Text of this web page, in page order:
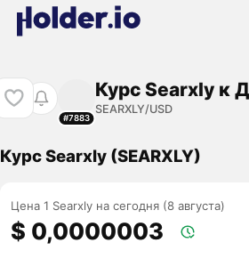
#7883
Курс Searxly к
SEARXLY/USD
Курс Searxly (SEARXLY)
Цена 1 Searxly на сегодня (8 августа)
$ 0,0000003